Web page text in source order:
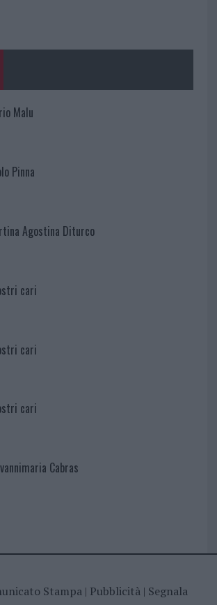
Malu
Pinna
Agostina Diturco
cari
cari
cari
Cabras
Stampa| Pubblicità| Segnala